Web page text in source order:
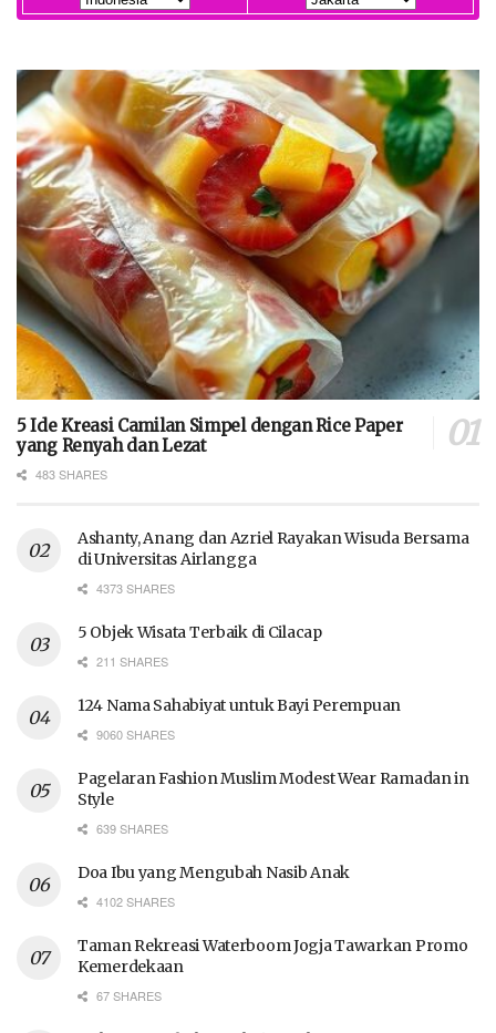
5 Ide Kreasi Camilan Simpel dengan Rice Paper
yang Renyah dan Lezat
483 SHARES
Ashanty, Anang dan Azriel Rayakan Wisuda Bersama
di Universitas Airlangga
4373 SHARES
5 Objek Wisata Terbaik di Cilacap
211 SHARES
124 Nama Sahabiyat untuk Bayi Perempuan
9060 SHARES
Pagelaran Fashion Muslim Modest Wear Ramadan in
Style
639 SHARES
Doa Ibu yang Mengubah Nasib Anak
4102 SHARES
Taman Rekreasi Waterboom Jogja Tawarkan Promo
Kemerdekaan
67 SHARES